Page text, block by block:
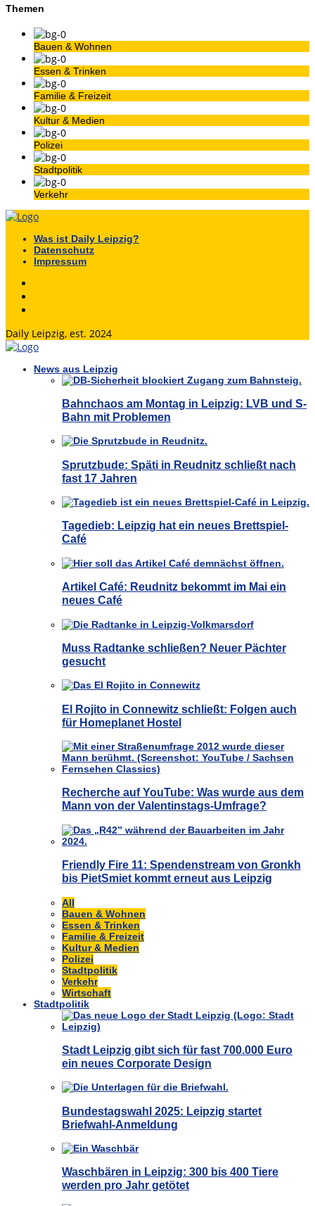
Themen
Bauen & Wohnen
Essen & Trinken
Familie & Freizeit
Kultur & Medien
Polizei
Stadtpolitik
Verkehr
Was ist Daily Leipzig?
Datenschutz
Impressum
Daily Leipzig, est. 2024
News aus Leipzig
Bahnchaos am Montag in Leipzig: LVB und S-
Bahn mit Problemen
Sprutzbude: Späti in Reudnitz schließt nach
fast 17 Jahren
Tagedieb: Leipzig hat ein neues Brettspiel-
Café
Artikel Café: Reudnitz bekommt im Mai ein
neues Café
Muss Radtanke schließen? Neuer Pächter
gesucht
El Rojito in Connewitz schließt: Folgen auch
für Homeplanet Hostel
Recherche auf YouTube: Was wurde aus dem
Mann von der Valentinstags-Umfrage?
Friendly Fire 11: Spendenstream von Gronkh
bis PietSmiet kommt erneut aus Leipzig
All
Bauen & Wohnen
Essen & Trinken
Familie & Freizeit
Kultur & Medien
Polizei
Stadtpolitik
Verkehr
Wirtschaft
Stadtpolitik
Stadt Leipzig gibt sich für fast 700.000 Euro
ein neues Corporate Design
Bundestagswahl 2025: Leipzig startet
Briefwahl-Anmeldung
Waschbären in Leipzig: 300 bis 400 Tiere
werden pro Jahr getötet